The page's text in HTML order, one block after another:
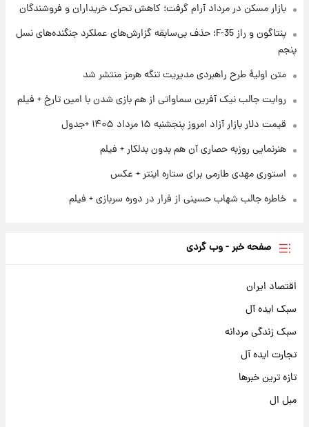
ارزش سهام عدالت برای امروز چهارشنبه ۱۴ مرداد
آغاز طرح جدید فروش مشارکت در تولید سایپا؛
سود مشارکت چند درصد است؟
بازار مسکن در مرداد آرام گرفت؛ کاهش تحرک خریداران و فروشندگان
پنتاگون و راز F-35؛ حذف بی‌سابقه گزارش‌های عملکرد جنگنده‌های نسل
پنجم
متن اولیۀ طرح راهبردی مدیریت تنگه هرمز منتشر شد
روایت جالب نیک آفرین سماواتی از هم بازی شدن با امین تارخ + فیلم
قیمت دلار بازار آزاد امروز پنجشنبه ۱۵ مرداد ۱۴۰۵ +جدول
هنرنمایی روزبه حصاری آن هم بدون بدلکار + فیلم
استوری مهدی طارمی برای ستاره اینتر + عکس
خاطره جالب شهاب حسینی از فرار در دوره سربازی + فیلم
صفحه خبر - وب گردی
اقتصاد ایران
سبک ایده آل
سبک زندگی مردانه
تجارت ایده آل
تازه ترین خبرها
مبل ال